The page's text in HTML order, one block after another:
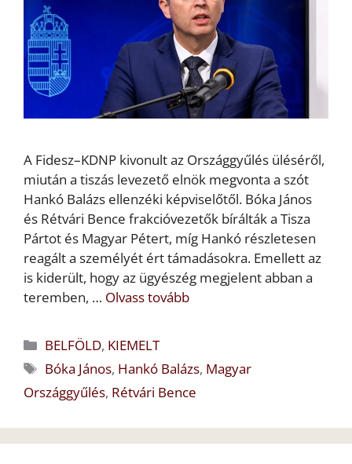
A Fidesz–KDNP kivonult az Országgyűlés üléséről,
miután a tiszás levezető elnök megvonta a szót
Hankó Balázs ellenzéki képviselőtől. Bóka János
és Rétvári Bence frakcióvezetők bírálták a Tisza
Pártot és Magyar Pétert, míg Hankó részletesen
reagált a személyét ért támadásokra. Emellett az
is kiderült, hogy az ügyészég megjelent abban a
teremben, … Olvass tovább
Kategória
BELFÖLD, KIEMELT
Címkék
Bóka János, Hankó Balázs, Magyar
Országgyűlés, Rétvári Bence